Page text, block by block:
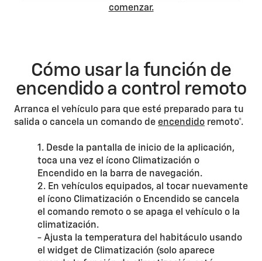
comenzar.
Cómo usar la función de
encendido a control remoto
Arranca el vehículo para que esté preparado para tu
salida o cancela un comando de encendido remoto*.
1. Desde la pantalla de inicio de la aplicación,
toca una vez el ícono Climatización o
Encendido en la barra de navegación.
2. En vehículos equipados, al tocar nuevamente
el ícono Climatización o Encendido se cancela
el comando remoto o se apaga el vehículo o la
climatización.
- Ajusta la temperatura del habitáculo usando
el widget de Climatización (solo aparece